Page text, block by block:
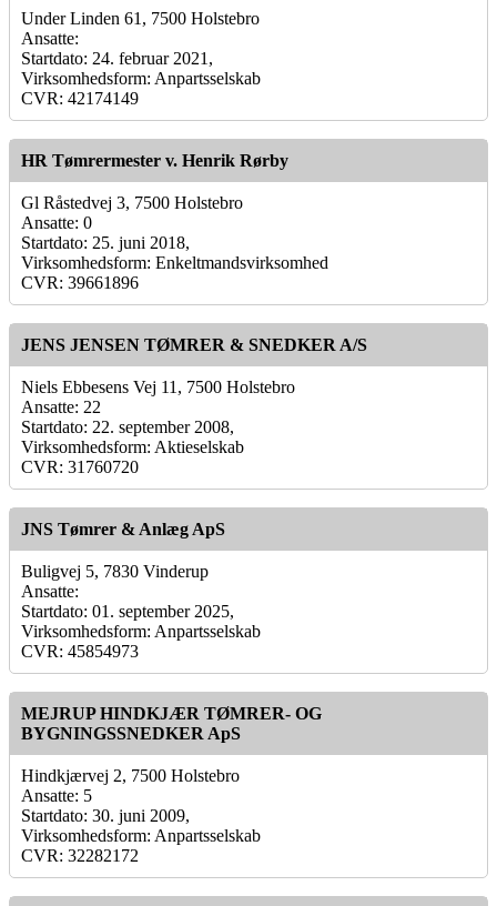
Under Linden 61, 7500 Holstebro
Ansatte:
Startdato: 24. februar 2021,
Virksomhedsform: Anpartsselskab
CVR: 42174149
HR Tømrermester v. Henrik Rørby
Gl Råstedvej 3, 7500 Holstebro
Ansatte: 0
Startdato: 25. juni 2018,
Virksomhedsform: Enkeltmandsvirksomhed
CVR: 39661896
JENS JENSEN TØMRER & SNEDKER A/S
Niels Ebbesens Vej 11, 7500 Holstebro
Ansatte: 22
Startdato: 22. september 2008,
Virksomhedsform: Aktieselskab
CVR: 31760720
JNS Tømrer & Anlæg ApS
Buligvej 5, 7830 Vinderup
Ansatte:
Startdato: 01. september 2025,
Virksomhedsform: Anpartsselskab
CVR: 45854973
MEJRUP HINDKJÆR TØMRER- OG
BYGNINGSSNEDKER ApS
Hindkjærvej 2, 7500 Holstebro
Ansatte: 5
Startdato: 30. juni 2009,
Virksomhedsform: Anpartsselskab
CVR: 32282172